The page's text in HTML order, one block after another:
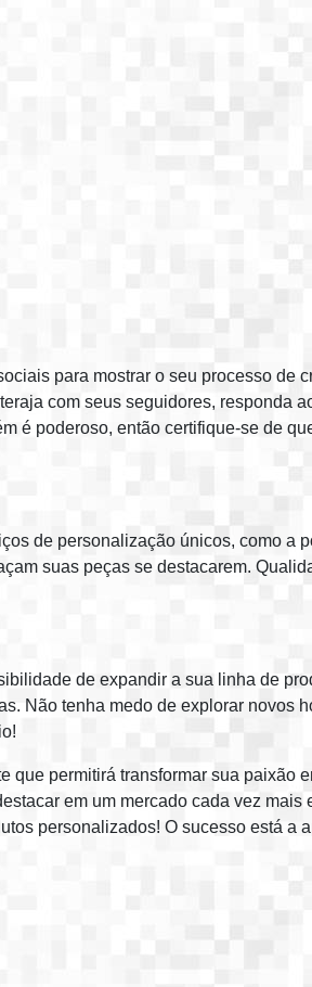
para mostrar o seu processo de
com seus seguidores, responda
é poderoso, então certifique-se de
de personalização únicos, como a
suas peças se destacarem.
de expandir a sua linha de
Não tenha medo de explorar novos
permitirá transformar sua paixão
em um mercado cada vez mais
personalizados! O sucesso está a